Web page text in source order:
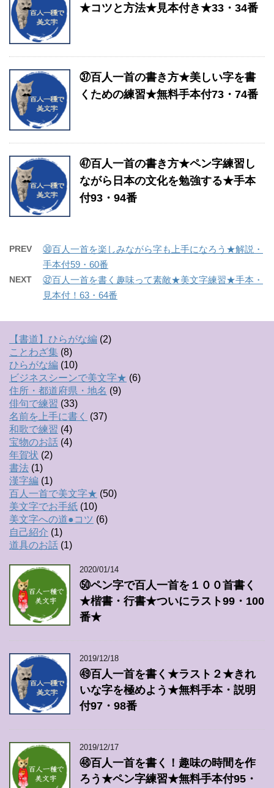
★コツと方法★見本付き★33・34番
㊲百人一首の書き方★美しい字を書
くための練習★無料手本付73・74番
㊼百人一首の書き方★ペン字練習し
ながら日本の文化を勉強する★手本
付93・94番
PREV
㉚百人一首を楽しみながら字も上手になろう★解説・
手本付59・60番
NEXT
㉜百人一首を書く趣味って素敵★美文字練習★手本・
見本付！63・64番
【書道】ひらがな編 (2)
ことわざ集 (8)
ひらがな編 (10)
ビジネスシーンで美文字★ (6)
住所・都道府県・地名 (9)
俳句で練習 (33)
名前を上手に書く
(37)
和歌で練習 (4)
宝物のお話 (4)
年賀状 (2)
書法 (1)
漢字編 (1)
百人一首で美文字★ (50)
美文字でお手紙 (10)
美文字への道●コツ (6)
自己紹介 (1)
道具のお話 (1)
2020/01/14
㊿ペン字で百人一首を１００首書く
★楷書・行書★ついにラスト99・100
番★
2019/12/18
㊾百人一首を書く★ラスト２★きれ
いな字を極めよう★無料手本・説明
付97・98番
2019/12/17
㊽百人一首を書く！趣味の時間を作
ろう★ペン字練習★無料手本付95・